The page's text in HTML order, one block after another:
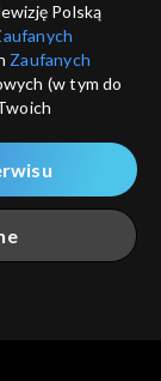
Polską
Zaufanych
(w tym do
przez
dalej